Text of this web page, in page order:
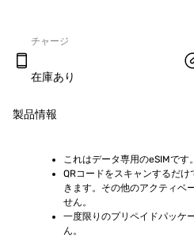
チャージ
在庫あり
製品情報
これはデータ専用のeSIMです
QRコードをスキャンするだ
きます。その他のアクティベ
せん。
一度限りのプリペイドパッケ
ん。